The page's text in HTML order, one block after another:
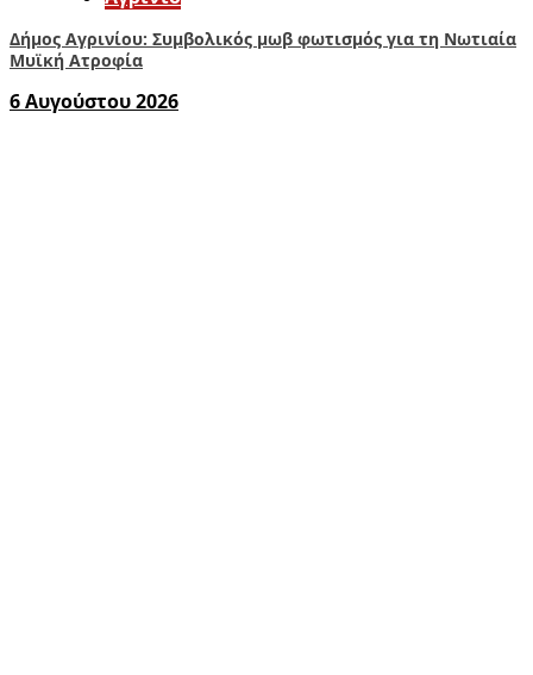
Δήμος Αγρινίου: Συμβολικός μωβ φωτισμός για τη Νωτιαία
Μυϊκή Ατροφία
6 Αυγούστου 2026